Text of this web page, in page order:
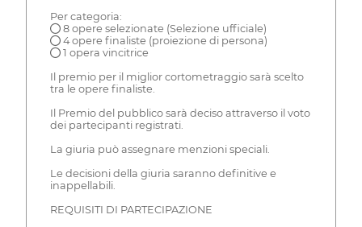
Per categoria:
● 8 opere selezionate (Selezione ufficiale)
● 4 opere finaliste (proiezione di persona)
● 1 opera vincitrice
Il premio per il miglior cortometraggio sarà scelto
tra le opere finaliste.
Il Premio del pubblico sarà deciso attraverso il voto
dei partecipanti registrati.
La giuria può assegnare menzioni speciali.
Le decisioni della giuria saranno definitive e
inappellabili.
REQUISITI DI PARTECIPAZIONE